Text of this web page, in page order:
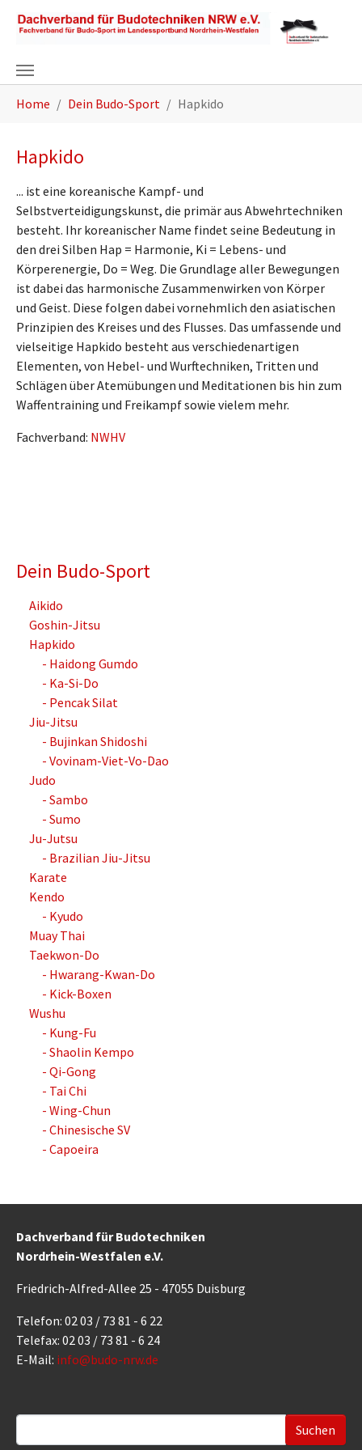
Home Dein Budo-Sport Hapkido
Hapkido
... ist eine koreanische Kampf- und
Selbstverteidigungskunst, die primär aus Abwehrtechniken
besteht. Ihr koreanischer Name findet seine Bedeutung in
den drei Silben Hap = Harmonie, Ki = Lebens- und
Körperenergie, Do = Weg. Die Grundlage aller Bewegungen
ist dabei das harmonische Zusammenwirken von Körper
und Geist. Diese folgen dabei vornehmlich den asiatischen
Prinzipien des Kreises und des Flusses. Das umfassende und
vielseitige Hapkido besteht aus verschiedenartigen
Elementen, von Hebel- und Wurftechniken, Tritten und
Schlägen über Atemübungen und Meditationen bis hin zum
Waffentraining und Freikampf sowie vielem mehr.
Fachverband: NWHV
Dein Budo-Sport
Aikido
Goshin-Jitsu
Hapkido
- Haidong Gumdo
- Ka-Si-Do
- Pencak Silat
Jiu-Jitsu
- Bujinkan Shidoshi
- Vovinam-Viet-Vo-Dao
Judo
- Sambo
- Sumo
Ju-Jutsu
- Brazilian Jiu-Jitsu
Karate
Kendo
- Kyudo
Muay Thai
Taekwon-Do
- Hwarang-Kwan-Do
- Kick-Boxen
Wushu
- Kung-Fu
- Shaolin Kempo
- Qi-Gong
- Tai Chi
- Wing-Chun
- Chinesische SV
- Capoeira
Dachverband für Budotechniken
Nordrhein-Westfalen e.V.
Friedrich-Alfred-Allee 25 - 47055 Duisburg
Telefon: 02 03 / 73 81 - 6 22
Telefax: 02 03 / 73 81 - 6 24
E-Mail: info@budo-nrw.de